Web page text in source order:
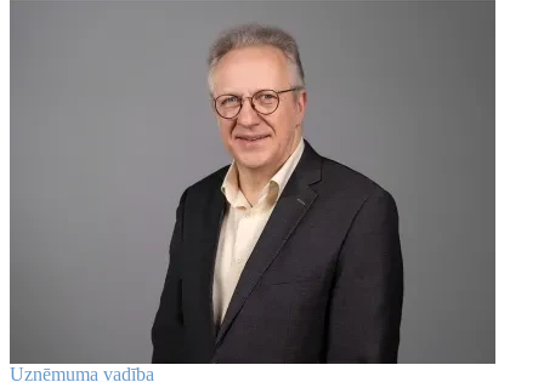
Uzņēmuma vadība